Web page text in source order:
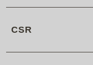
CSR